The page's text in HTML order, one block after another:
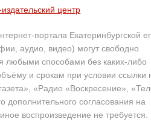
центр
портала Екатеринбургской
аудио, видео) могут свободно
любыми способами без каких-либо
и срокам при условии ссылки
«Радио «Воскресение»,
дополнительного согласования на
воспроизведение не требуется.